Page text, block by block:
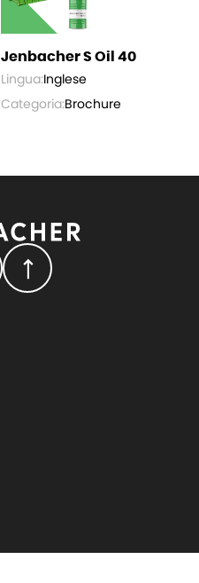
Jenbacher S Oil 40
Lingua:Inglese
Categoria:Brochure